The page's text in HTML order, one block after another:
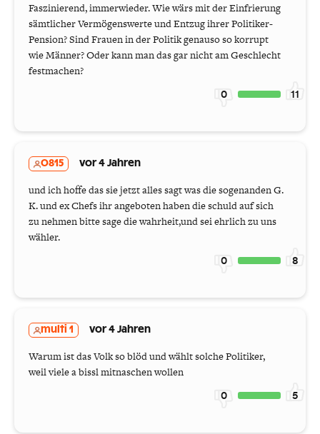
Faszinierend, immerwieder. Wie wärs mit der Einfrierung
sämtlicher Vermögenswerte und Entzug ihrer Politiker-
Pension? Sind Frauen in der Politik genauso so korrupt
wie Männer? Oder kann man das gar nicht am Geschlecht
festmachen?
0 11
0815 vor 4 Jahren
und ich hoffe das sie jetzt alles sagt was die sogenanden G.
K. und ex Chefs ihr angeboten haben die schuld auf sich
zu nehmen bitte sage die wahrheit,und sei ehrlich zu uns
wähler.
0 8
multi 1 vor 4 Jahren
Warum ist das Volk so blöd und wählt solche Politiker,
weil viele a bissl mitnaschen wollen
0 5